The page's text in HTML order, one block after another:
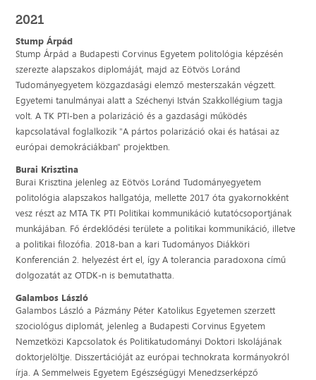
2021
Stump Árpád
Stump Árpád a Budapesti Corvinus Egyetem politológia képzésén
szerezte alapszakos diplomáját, majd az Eötvös Loránd
Tudományegyetem közgazdasági elemző mesterszakán végzett.
Egyetemi tanulmányai alatt a Széchenyi István Szakkollégium tagja
volt. A TK PTI-ben a polarizáció és a gazdasági működés
kapcsolatával foglalkozik "A pártos polarizáció okai és hatásai az
európai demokráciákban" projektben.
Burai Krisztina
Burai Krisztina jelenleg az Eötvös Loránd Tudományegyetem
politológia alapszakos hallgatója, mellette 2017 óta gyakornokként
vesz részt az MTA TK PTI Politikai kommunikáció kutatócsoportjának
munkájában. Fő érdeklődési területe a politikai kommunikáció, illetve
a politikai filozófia. 2018-ban a kari Tudományos Diákköri
Konferencián 2. helyezést ért el, így A tolerancia paradoxona című
dolgozatát az OTDK-n is bemutathatta.
Galambos László
Galambos László a Pázmány Péter Katolikus Egyetemen szerzett
szociológus diplomát, jelenleg a Budapesti Corvinus Egyetem
Nemzetközi Kapcsolatok és Politikatudományi Doktori Iskolájának
doktorjelöltje. Disszertációját az európai technokrata kormányokról
írja. A Semmelweis Egyetem Egészségügyi Menedzserképző